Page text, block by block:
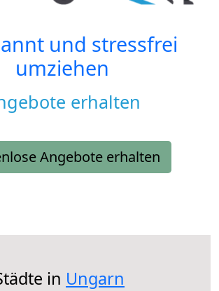
und stressfrei
umziehen
erhalten
Angebote erhalten
in Ungarn